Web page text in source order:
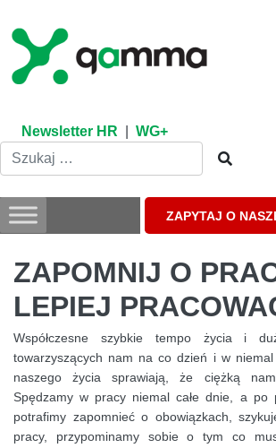
content
Newsletter HR WG+
ZAPYTAJ O
ZAPOMNIJ O
LEPIEJ
Współczesne szybkie tempo życia i
towarzyszących nam na co dzień i w
naszego życia sprawiają, że ciężką
Spędzamy w pracy niemal całe dnie, a po
potrafimy zapomnieć o obowiązkach,
pracy, przypominamy sobie o tym co